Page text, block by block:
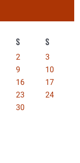
S S
2
3
9
10
16
17
23
24
30